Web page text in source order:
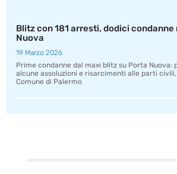
Blitz con 181 arresti, dodici condanne
Nuova
19 Marzo 2026
Prime condanne dal maxi blitz su Porta Nuova:
alcune assoluzioni e risarcimenti alle parti
Comune di Palermo